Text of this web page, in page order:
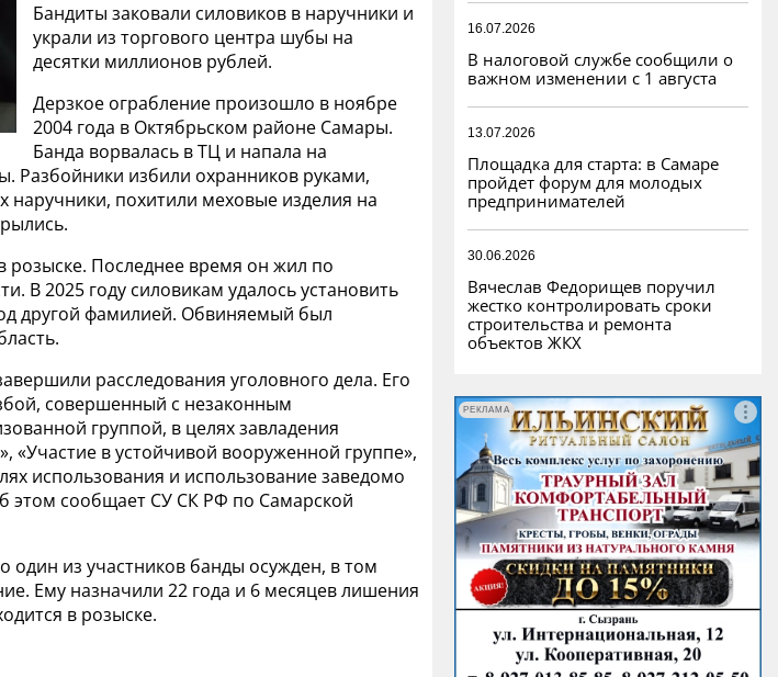
Бандиты заковали силовиков в наручники и
украли из торгового центра шубы на
десятки миллионов рублей.
Дерзкое ограбление произошло в ноябре
2004 года в Октябрьском районе Самары.
Банда ворвалась в ТЦ и напала на
Разбойники избили охранников руками,
похитили меховые изделия на
розыске. Последнее время он жил по
В 2025 году силовикам удалось установить
другой фамилией. Обвиняемый был
расследования уголовного дела. Его
совершенный с незаконным
группой, в целях завладения
в устойчивой вооруженной группе»,
использования и использование заведомо
этом сообщает СУ СК РФ по Самарской
один из участников банды осужден, в том
Ему назначили 22 года и 6 месяцев лишения
в розыске.
16.07.2026
В налоговой службе сообщили о
важном изменении с 1 августа
13.07.2026
Площадка для старта: в Самаре
пройдет форум для молодых
предпринимателей
30.06.2026
Вячеслав Федорищев поручил
жестко контролировать сроки
строительства и ремонта
объектов ЖКХ
РЕКЛАМА